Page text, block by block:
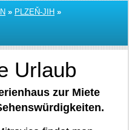
» PLZEŇ-JIH »
Urlaub
zur Miete